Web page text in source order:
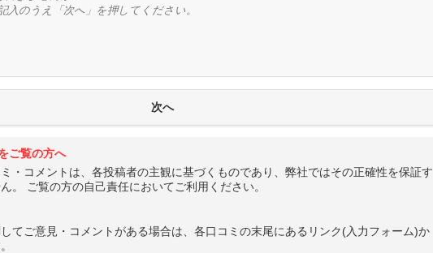
ご覧の方へ
・コメントは、各投稿者の主観に基づくものであり、弊社ではその正確性を保証す
。 ご覧の方の自己責任においてご利用ください。
てご意見・コメントがある場合は、各口コミの末尾にあるリンク(入力フォーム)か